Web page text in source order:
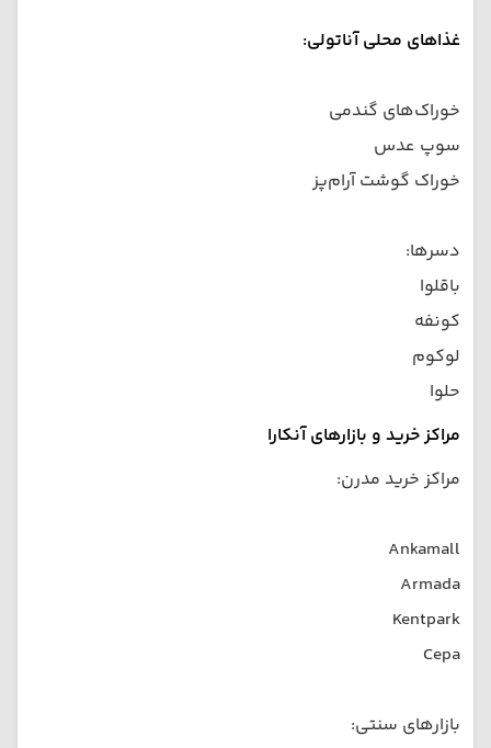
غذاهای محلی آناتولی:
خوراک‌های گندمی
سوپ عدس
خوراک گوشت آرام‌پز
دسرها:
باقلوا
کونفه
لوکوم
حلوا
مراکز خرید و بازارهای آنکارا
مراکز خرید مدرن:
Ankamall
Armada
Kentpark
Cepa
بازارهای سنتی: